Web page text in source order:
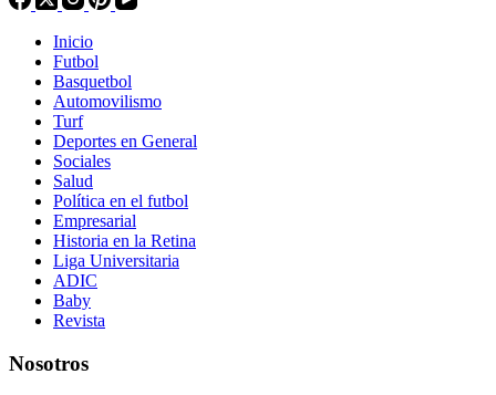
Inicio
Futbol
Basquetbol
Automovilismo
Turf
Deportes en General
Sociales
Salud
Política en el futbol
Empresarial
Historia en la Retina
Liga Universitaria
ADIC
Baby
Revista
Nosotros